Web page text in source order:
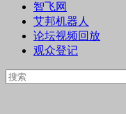
智飞网
艾邦机器人
论坛视频回放
观众登记